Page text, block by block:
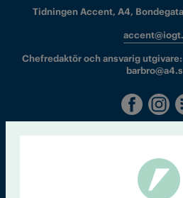
Tidningen Accent, A4,
Chefredaktör och ansvarig